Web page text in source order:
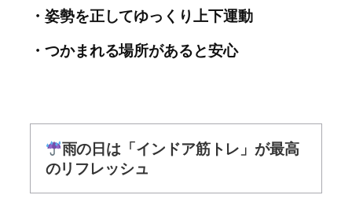
・姿勢を正してゆっくり上下運動
・つかまれる場所があると安心
雨の日は「インドア筋トレ」が最高
のリフレッシュ